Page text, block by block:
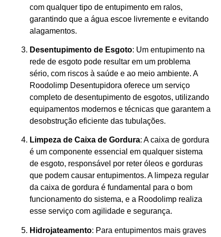
com qualquer tipo de entupimento em ralos,
garantindo que a água escoe livremente e evitando
alagamentos.
Desentupimento de Esgoto: Um entupimento na
rede de esgoto pode resultar em um problema
sério, com riscos à saúde e ao meio ambiente. A
Roodolimp Desentupidora oferece um serviço
completo de desentupimento de esgotos, utilizando
equipamentos modernos e técnicas que garantem a
desobstrução eficiente das tubulações.
Limpeza de Caixa de Gordura: A caixa de gordura
é um componente essencial em qualquer sistema
de esgoto, responsável por reter óleos e gorduras
que podem causar entupimentos. A limpeza regular
da caixa de gordura é fundamental para o bom
funcionamento do sistema, e a Roodolimp realiza
esse serviço com agilidade e segurança.
Hidrojateamento: Para entupimentos mais graves